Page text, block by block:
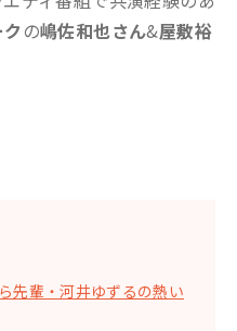
の嶋佐和也さん&屋敷裕
先輩・河井ゆずるの熱い